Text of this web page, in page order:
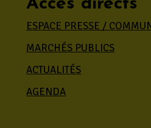
ESPACE PRESSE /
MARCHÉS PUBLICS
ACTUALITÉS
AGENDA